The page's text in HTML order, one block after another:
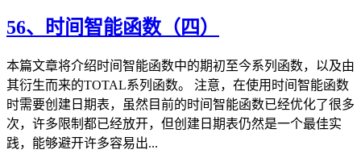
56、时间智能函数（四）
本篇文章将介绍时间智能函数中的期初至今系列函数，以及由
其衍生而来的TOTAL系列函数。 注意，在使用时间智能函数
时需要创建日期表，虽然目前的时间智能函数已经优化了很多
次，许多限制都已经放开，但创建日期表仍然是一个最佳实
践，能够避开许多容易出...